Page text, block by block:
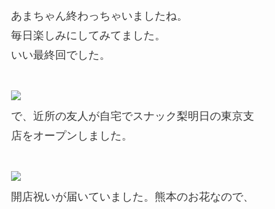
あまちゃん終わっちゃいましたね。
毎日楽しみにしてみてました。
いい最終回でした。
で、近所の友人が自宅でスナック梨明日の東京支
店をオープンしました。
開店祝いが届いていました。熊本のお花なので、